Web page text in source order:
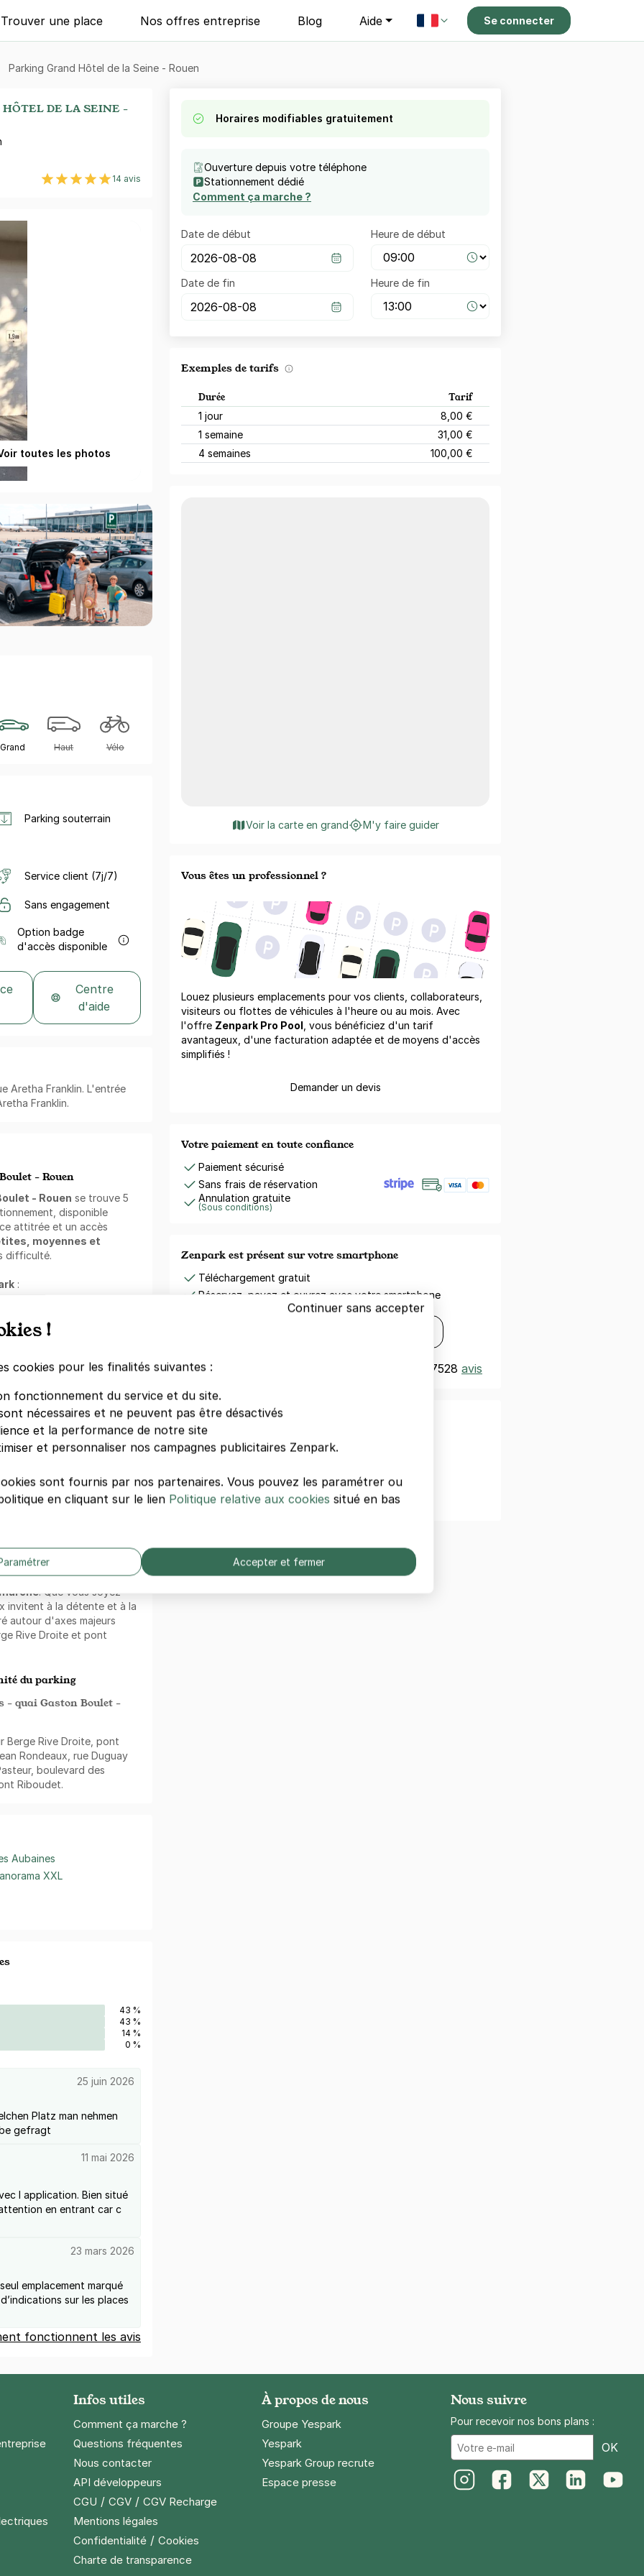
Trouver une place Nos offres entreprise Blog Aide Se connecter
Parking Grand Hôtel de la Seine - Rouen
HÔTEL DE LA SEINE -
14 avis
toutes les photos
Grand Haut Vélo
Parking souterrain
Service client (7j/7)
Sans engagement
Option badge
d'accès disponible
Centre
d'aide
Aretha Franklin. L'entrée
Franklin.
- Rouen
- Rouen se trouve 5
disponible
attitrée et un accès
moyennes et
difficulté.
:
villes, gares et
;
d'utilisateurs
;
;
l'application mobile.
:
à votre stationnement
aux galères de
de fluidité : tout se fait
Miséricorde, ce parking
rapide. Aux alentours, ne
Résidence
. Que vous soyez
invitent à la détente et à la
autour d'axes majeurs
Rive Droite et pont
du parking
- quai Gaston Boulet -
Berge Rive Droite, pont
Rondeaux, rue Duguay
boulevard des
Riboudet.
Aubaines
XXL
43 %
43 %
14 %
0 %
25 juin 2026
Platz man nehmen
gefragt
11 mai 2026
l application. Bien situé
en entrant car c
23 mars 2026
emplacement marqué
sur les places
fonctionnent les avis
Horaires modifiables gratuitement
Ouverture depuis votre téléphone
Stationnement dédié
Comment ça marche ?
Date de début Heure de début
Date de fin Heure de fin
Exemples de tarifs
Durée
Tarif
1 jour
8,00 €
1 semaine
31,00 €
4 semaines
100,00 €
Voir la carte en grand M'y faire guider
Vous êtes un professionnel ?
Louez plusieurs emplacements pour vos clients, collaborateurs,
visiteurs ou flottes de véhicules à l'heure ou au mois. Avec
l'offre Zenpark Pro Pool , vous bénéficiez d'un tarif
avantageux, d'une facturation adaptée et de moyens d'accès
simplifiés !
Demander un devis
Votre paiement en toute confiance
Paiement sécurisé
Sans frais de réservation
Annulation gratuite
(Sous conditions)
Zenpark est présent sur votre smartphone
Téléchargement gratuit
Réservez, payez et ouvrez avec votre smartphone
7528 avis
Besoin d'aide ?
Comment ça marche ?
Conditions générales de vente
Contactez-nous
Infos utiles
Comment ça marche ?
Questions fréquentes
Nous contacter
API développeurs
CGU / CGV/ CGV Recharge
Mentions légales
Confidentialité/ Cookies
Charte de transparence
À propos de nous
Groupe Yespark
Yespark
Yespark Group recrute
Espace presse
Nous suivre
Pour recevoir nos bons plans :
OK
Continuer sans accepter
!
cookies pour les finalités suivantes :
fonctionnement du service et du site.
nécessaires et ne peuvent pas être désactivés
et la performance de notre site
et personnaliser nos campagnes publicitaires Zenpark.
sont fournis par nos partenaires. Vous pouvez les paramétrer ou
en cliquant sur le lien Politique relative aux cookies situé en bas
Accepter et fermer